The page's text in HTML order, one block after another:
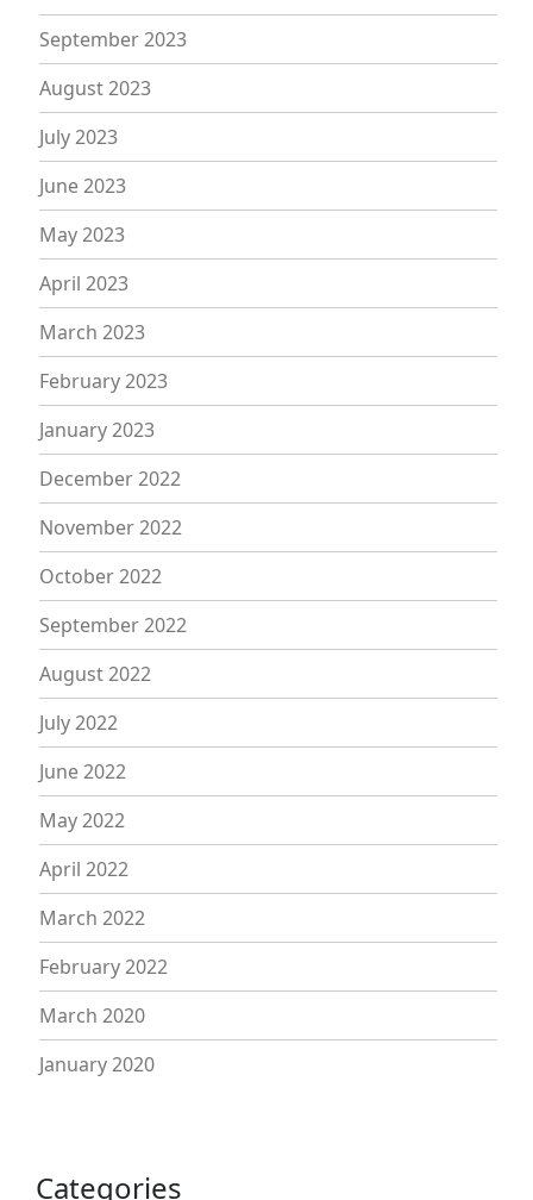
September 2023
August 2023
July 2023
June 2023
May 2023
April 2023
March 2023
February 2023
January 2023
December 2022
November 2022
October 2022
September 2022
August 2022
July 2022
June 2022
May 2022
April 2022
March 2022
February 2022
March 2020
January 2020
Categories